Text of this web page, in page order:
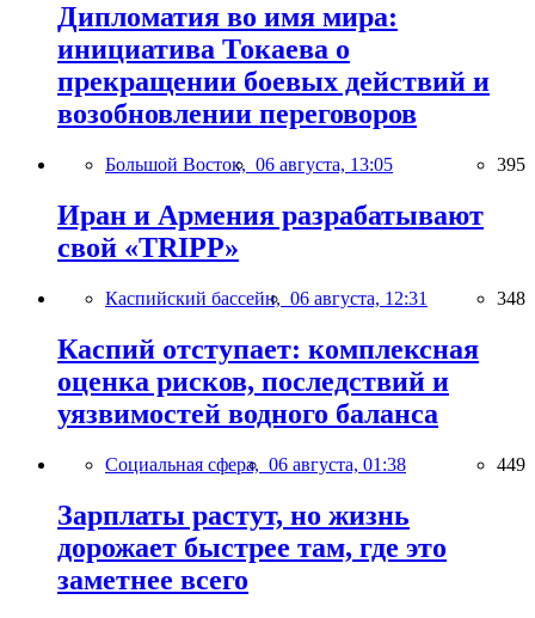
Дипломатия во имя мира:
инициатива Токаева о
прекращении боевых действий и
возобновлении переговоров
Большой Восток, 06 августа, 13:05 395
Иран и Армения разрабатывают
свой «TRIPP»
Каспийский бассейн, 06 августа, 12:31 348
Каспий отступает: комплексная
оценка рисков, последствий и
уязвимостей водного баланса
Социальная сфера, 06 августа, 01:38 449
Зарплаты растут, но жизнь
дорожает быстрее там, где это
заметнее всего